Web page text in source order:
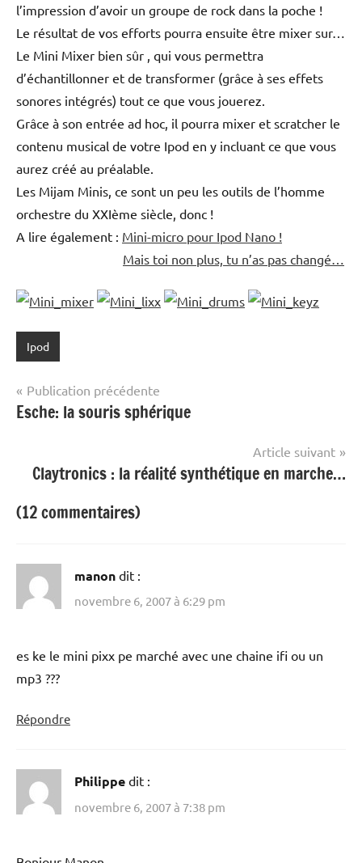
l’impression d’avoir un groupe de rock dans la poche !
Le résultat de vos efforts pourra ensuite être mixer sur…
Le Mini Mixer bien sûr , qui vous permettra
d’échantillonner et de transformer (grâce à ses effets
sonores intégrés) tout ce que vous jouerez.
Grâce à son entrée ad hoc, il pourra mixer et scratcher le
contenu musical de votre Ipod en y incluant ce que vous
aurez créé au préalable.
Les Mijam Minis, ce sont un peu les outils de l’homme
orchestre du XXIème siècle, donc !
A lire également : Mini-micro pour Ipod Nano !
Mais toi non plus, tu n’as pas changé…
Ipod
Navigation
de
Publication précédente
Esche: la souris sphérique
Article suivant
Claytronics : la réalité synthétique en marche…
(12 commentaires)
manon dit :
novembre 6, 2007 à 6:29 pm
es ke le mini pixx pe marché avec une chaine ifi ou un
mp3 ???
Répondre
Philippe dit :
novembre 6, 2007 à 7:38 pm